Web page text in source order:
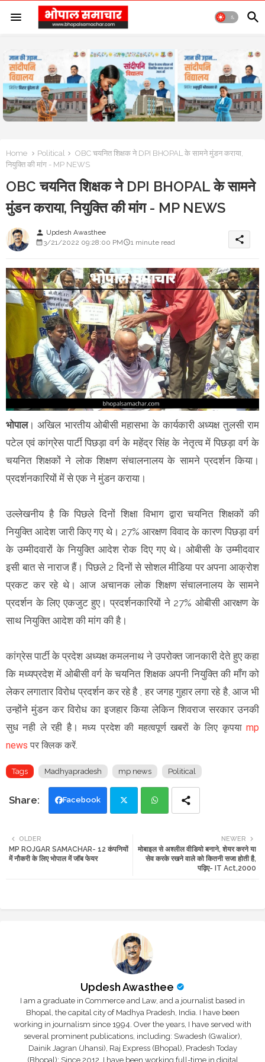
Home Political
OBC चयनित शिक्षक ने DPI BHOPAL के सामने मुंडन कराया,
नियुक्ति की मांग - MP NEWS
OBC चयनित शिक्षक ने DPI BHOPAL के सामने
मुंडन कराया, नियुक्ति की मांग - MP NEWS
person Updesh Awasthee
3/21/2022 09:28:00 PM
1 minute read share
भोपाल। अखिल भारतीय ओबीसी महासभा के कार्यकारी अध्यक्ष तुलसी राम
पटेल एवं कांग्रेस पार्टी पिछड़ा वर्ग के महेंद्र सिंह के नेतृत्व में पिछड़ा वर्ग के
चयनित शिक्षकों ने लोक शिक्षण संचालनालय के सामने प्रदर्शन किया।
प्रदर्शनकारियों में से एक ने मुंडन कराया।
उल्लेखनीय है कि पिछले दिनों शिक्षा विभाग द्वारा चयनित शिक्षकों की
नियुक्ति आदेश जारी किए गए थे। 27% आरक्षण विवाद के कारण पिछड़ा वर्ग
के उम्मीदवारों के नियुक्ति आदेश रोक दिए गए थे। ओबीसी के उम्मीदवार
इसी बात से नाराज हैं। पिछले 2 दिनों से सोशल मीडिया पर अपना आक्रोश
प्रकट कर रहे थे। आज अचानक लोक शिक्षण संचालनालय के सामने
प्रदर्शन के लिए एकजुट हुए। प्रदर्शनकारियों ने 27% ओबीसी आरक्षण के
साथ नियुक्ति आदेश की मांग की है।
कांग्रेस पार्टी के प्रदेश अध्यक्ष कमलनाथ ने उपरोक्त जानकारी देते हुए कहा
कि मध्यप्रदेश में ओबीसी वर्ग के चयनित शिक्षक अपनी नियुक्ति की माँग को
लेकर लगातार विरोध प्रदर्शन कर रहे है , हर जगह गुहार लगा रहे है, आज भी
उन्होंने मुंडन कर विरोध का इजहार किया लेकिन शिवराज सरकार उनकी
सुध नही ले रही है।मध्य प्रदेश की महत्वपूर्ण खबरों के लिए कृपयाmp
news पर क्लिक करें.
Tags Madhyapradesh mp news Political
Facebook
tte ats
NEWER
मोबाइल से अश्लील वीडियो बनाने, शेयर करने या
सेव करके रखने वाले को कितनी सजा होती है,
पढ़िए- IT Act,2000
OLDER
MP ROJGAR SAMACHAR- 12 कंपनियों
में नौकरी के लिए भोपाल में जॉब फेयर
Updesh Awasthee
I am a graduate in Commerce and Law, and a journalist based in
Bhopal, the capital city of Madhya Pradesh, India. I have been
working in journalism since 1994. Over the years, I have served with
several prominent publications, including: Swadesh (Gwalior),
Dainik Jagran (Jhansi), Raj Express (Bhopal), Pradesh Today
(Bhopal); Since 2012, I have been working full-time in digital